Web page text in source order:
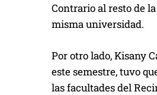
Contrario al resto de
misma universidad.
Por otro lado, Kisany
este semestre, tuvo
las facultades del